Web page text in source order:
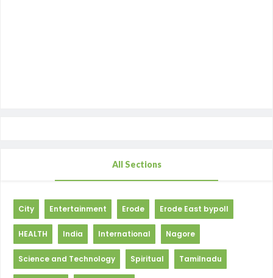
All Sections
City Entertainment Erode Erode East bypoll
HEALTH India International Nagore
Science and Technology Spiritual Tamilnadu